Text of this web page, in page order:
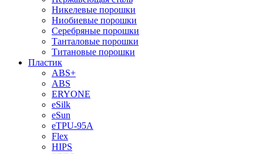
Никелевые порошки
Ниобиевые порошки
Серебряные порошки
Танталовые порошки
Титановые порошки
Пластик
ABS+
ABS
ERYONE
eSilk
eSun
eTPU-95A
Flex
HIPS